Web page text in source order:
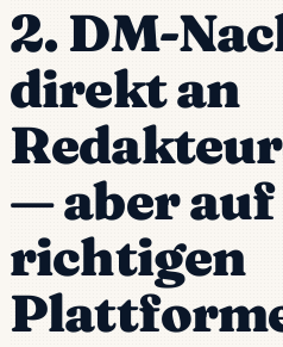
2. DM-
direkt an
— aber auf
richtigen